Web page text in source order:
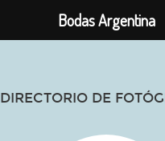
DIRECTORIO DE
Bodas Argentina